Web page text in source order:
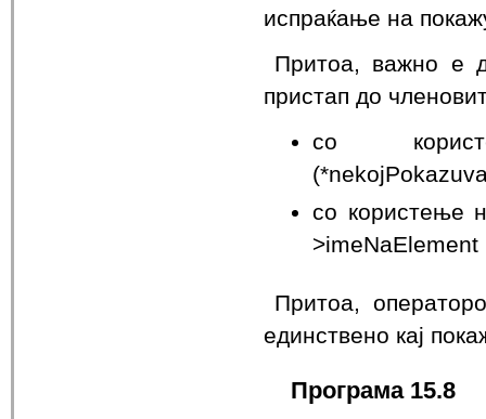
испраќање на
Притоа, важно е
пристап до
со
со користење
>imeNaElement
Притоа,
единствено кај
Програма 15.8